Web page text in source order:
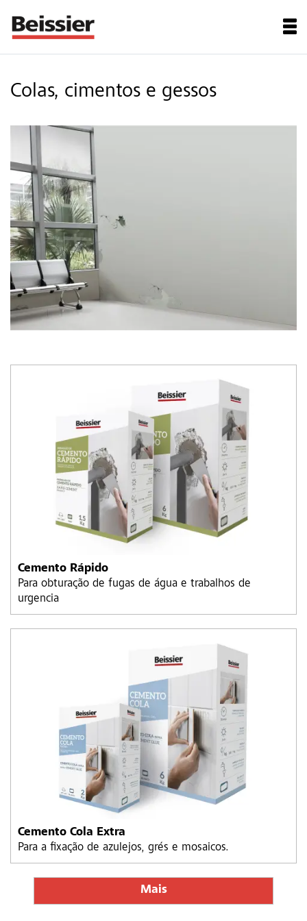
Colas, cimentos e gessos
Cemento Rápido
Para obturação de fugas de água e trabalhos de
urgencia
Cemento Cola Extra
Para a fixação de azulejos, grés e mosaicos.
Mais